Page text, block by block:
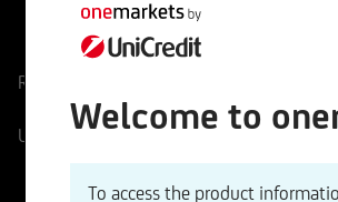
DE0008469008846900
Reference Price
+0,21%
UniCredit Realtime 10.08.2026 - 10:49
Welcome to
To access the product